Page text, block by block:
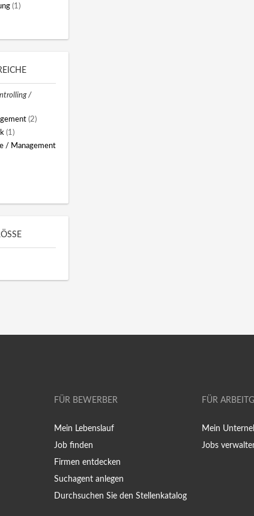
(1)
/
(2)
(1)
/ Management
FÜR BEWERBER
Mein Lebenslauf
Job finden
Firmen entdecken
Suchagent anlegen
Durchsuchen Sie den Stellenkatalog
FÜR
Mein
Jobs